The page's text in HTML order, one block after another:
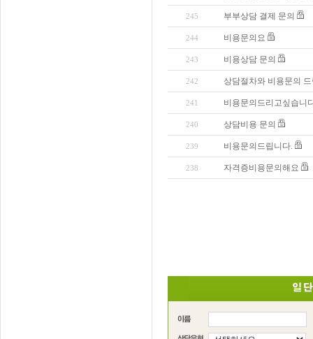
245 부부상담 결제 문의
244 비용문의요
243 비용상담 문의
242 상담절차와 비용문의
241 비용문의드리고싶습니
240 상담비용 문의
239 비용문의드립니다.
238 자격증비용문의해요